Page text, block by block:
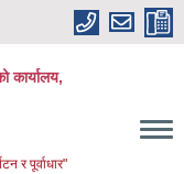
कार्यालय,
र पूर्वाधार"